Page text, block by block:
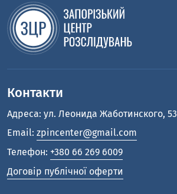
Контакти
Адреса: ул. Леонида Жаботинского, 53
Email: zpincenter@gmail.com
Телефон: +380 66 269 6009
Договір публічної оферти